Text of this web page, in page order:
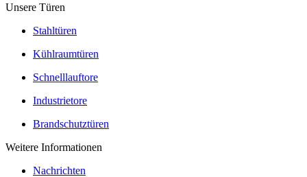
Unsere Türen
Stahltüren
Kühlraumtüren
Schnelllauftore
Industrietore
Brandschutztüren
Weitere Informationen
Nachrichten